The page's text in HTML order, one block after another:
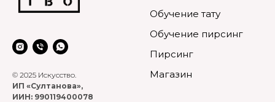
© 2025 Искусство.
ИП «Султанова»,
ИИН: 990119400078
Обучение тату
Обучение пирсинг
Пирсинг
Магазин